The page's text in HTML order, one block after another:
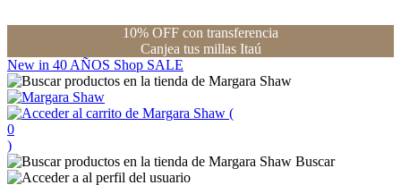
10% OFF con transferencia
Canjea tus millas Itaú
New in 40 AÑOS Shop SALE
(
0
)
Buscar